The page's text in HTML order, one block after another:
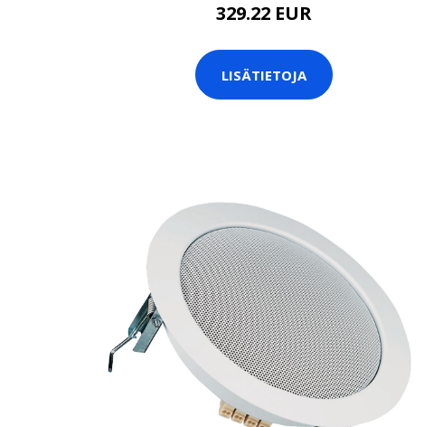
329.22 EUR
LISÄTIETOJA